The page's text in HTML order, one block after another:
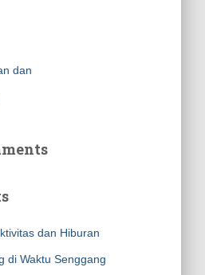
dan
dan Hiburan
di Waktu Senggang